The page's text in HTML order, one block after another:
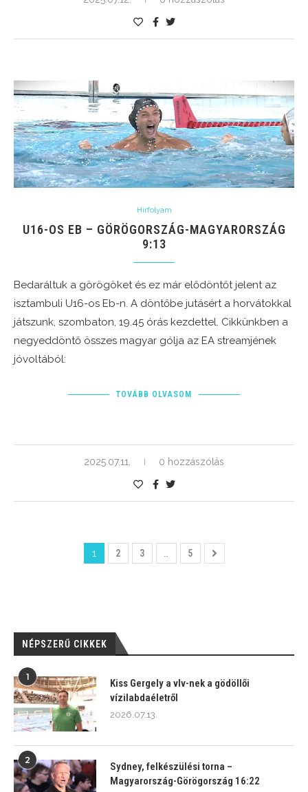
Hírfolyam
U16-OS EB – GÖRÖGORSZÁG-MAGYARORSZÁG
9:13
Bedaráltuk a görögöket és ez már elődöntőt jelent az
isztambuli U16-os Eb-n. A döntőbe jutásért a horvátokkal
játszunk, szombaton, 19.45 órás kezdettel. Cikkünkben a
negyeddöntő összes magyar gólja az EA streamjének
jóvoltából:
TOVÁBB OLVASOM
2025.07.11. 0 hozzászólás
1 2 3 … 5
NÉPSZERŰ CIKKEK
1
Kiss Gergely a vlv-nek a gödöllői
vízilabdaéletről
2026.07.13.
2
Sydney, felkészülési torna –
Magyarország-Görögország 16:22